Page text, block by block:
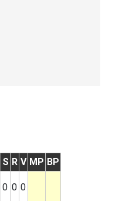
S R V MP BP
0 0 0